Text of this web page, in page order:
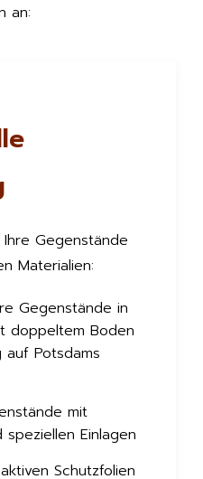
an:
Gegenstände
Materialien:
Gegenstände in
doppeltem Boden
Potsdams
mit
Einlagen
Schutzfolien